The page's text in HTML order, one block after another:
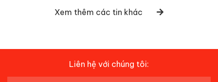
Xem thêm các tin khác
Liên hệ với chúng tôi: